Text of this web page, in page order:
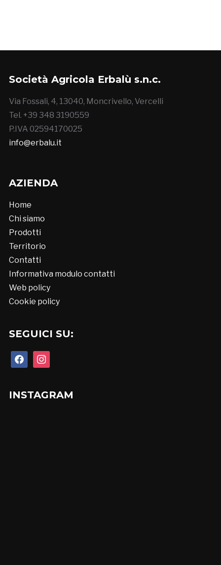
Società Agricola Erbalù s.n.c.
Via Fossali, 4, 13040, Moncrivello, Vercelli
Tel. +39 348 3190559
P.IVA 02594170025
info@erbalu.it
AZIENDA
Home
Chi siamo
Prodotti
Territorio
Contatti
Informativa modulo contatti
Web policy
Cookie policy
SEGUICI SU:
facebookinstagram
INSTAGRAM